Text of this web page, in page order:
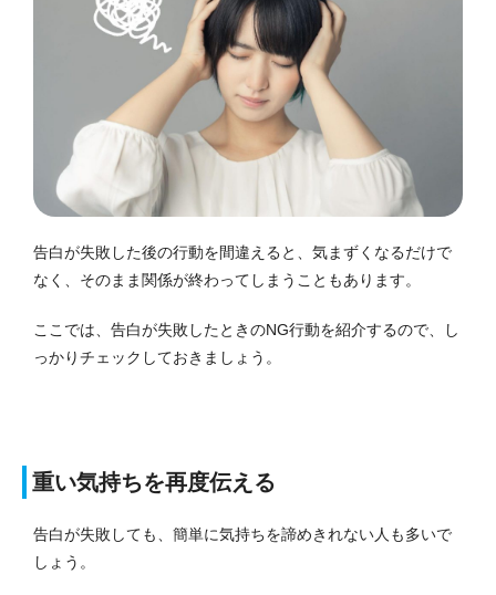
告白が失敗した後の行動を間違えると、気まずくなるだけで
なく、そのまま関係が終わってしまうこともあります。
ここでは、告白が失敗したときのNG行動を紹介するので、し
っかりチェックしておきましょう。
重い気持ちを再度伝える
告白が失敗しても、簡単に気持ちを諦めきれない人も多いで
しょう。